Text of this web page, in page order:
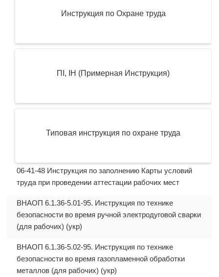
Инструкция по Охране труда
ПІ, ІН (Примерная Инструкция)
Типовая инструкция по охране труда
06-41-48 Инструкция по заполнению Карты условий
труда при проведении аттестации рабочих мест
ВНАОП 6.1.36-5.01-95. Инструкция по технике
безопасности во время ручной электродуговой сварки
(для рабочих) (укр)
ВНАОП 6.1.36-5.02-95. Инструкция по технике
безопасности во время газопламенной обработки
металлов (для рабочих) (укр)